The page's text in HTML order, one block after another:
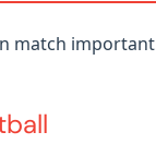
match